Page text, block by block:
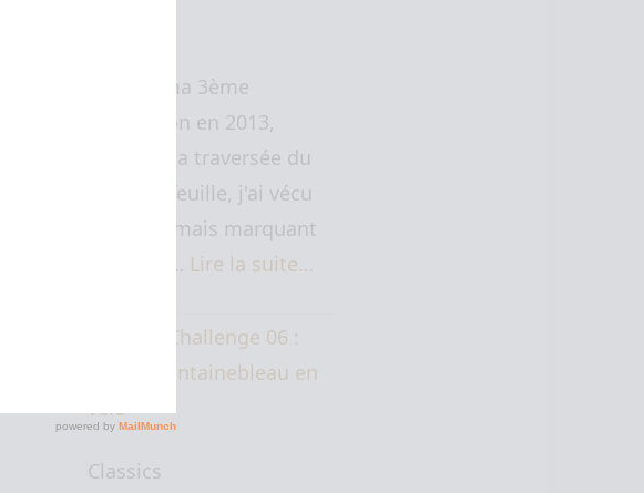
Lors de ma 3ème
SaintéLyon en 2013,
pendant la traversée du
bois d'Arfeuille, j'ai vécu
un court mais marquant
moment… Lire la suite…
Classics Challenge 06 :
Paris – Fontainebleau en
vélo
Classics